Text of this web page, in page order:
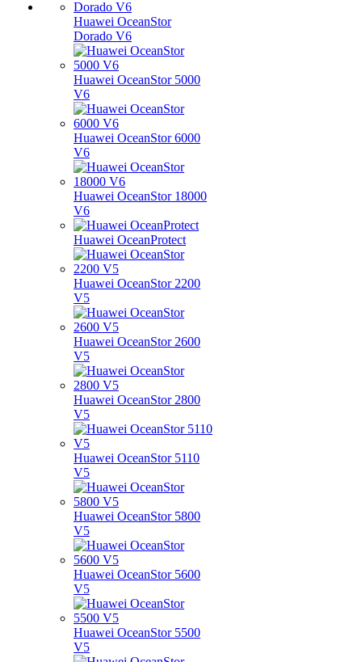
Huawei OceanStor
Dorado V6
Huawei OceanStor 5000
V6
Huawei OceanStor 6000
V6
Huawei OceanStor 18000
V6
Huawei OceanProtect
Huawei OceanStor 2200
V5
Huawei OceanStor 2600
V5
Huawei OceanStor 2800
V5
Huawei OceanStor 5110
V5
Huawei OceanStor 5800
V5
Huawei OceanStor 5600
V5
Huawei OceanStor 5500
V5